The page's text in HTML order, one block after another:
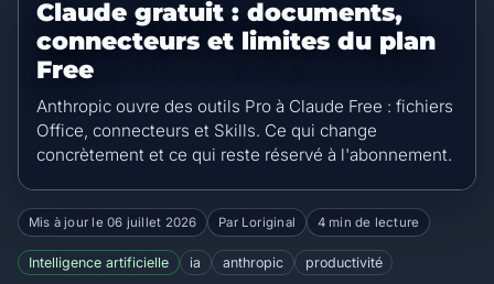
Claude gratuit : documents,
connecteurs et limites du plan
Free
Anthropic ouvre des outils Pro à Claude Free : fichiers
Office, connecteurs et Skills. Ce qui change
concrètement et ce qui reste réservé à l'abonnement.
Mis à jour le 06 juillet 2026 Par Loriginal 4 min de lecture
Intelligence artificielle ia anthropic productivité